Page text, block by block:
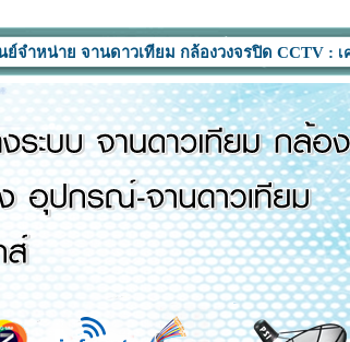
จานดาวเทียม กล้องวงจรปิด CCTV :เครื่องรับสั